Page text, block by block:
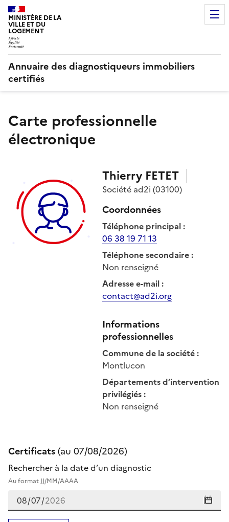
MINISTÈRE DE LA
VILLE ET DU
LOGEMENT
Annuaire des diagnostiqueurs immobiliers
certifiés
Carte professionnelle
électronique
Thierry FETET
Société ad2i (03100)
Coordonnées
Téléphone principal:
06 38 19 71 13
Téléphone secondaire:
Non renseigné
Adresse e-mail:
contact@ad2i.org
Informations
professionnelles
Commune de la société:
Montlucon
Départements d’intervention
privilégiés:
Non renseigné
Certificats(au 07/08/2026)
Rechercher à la date d’un diagnostic
Au format JJ/MM/AAAA